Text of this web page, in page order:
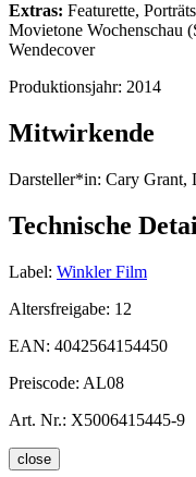
Extras: Featurette,
Movietone Wochenschau
Wendecover
Produktionsjahr: 2014
Mitwirkende
Darsteller*in: Cary Grant,
Technische
Label: Winkler Film
Altersfreigabe: 12
EAN: 4042564154450
Preiscode: AL08
Art. Nr.: X5006415445-9
close